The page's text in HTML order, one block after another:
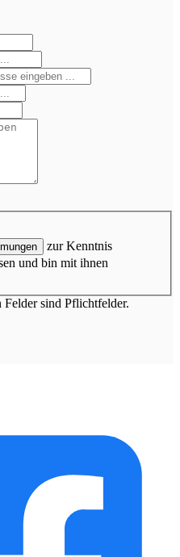
zur Kenntnis
und bin mit ihnen
sind Pflichtfelder.